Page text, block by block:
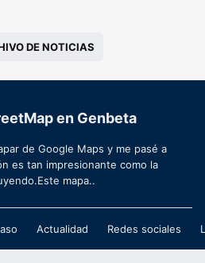
DE NOTICIAS
en Genbeta
de Google Maps y me pasé a
es tan impresionante como la
mapa..
Actualidad Redes sociales